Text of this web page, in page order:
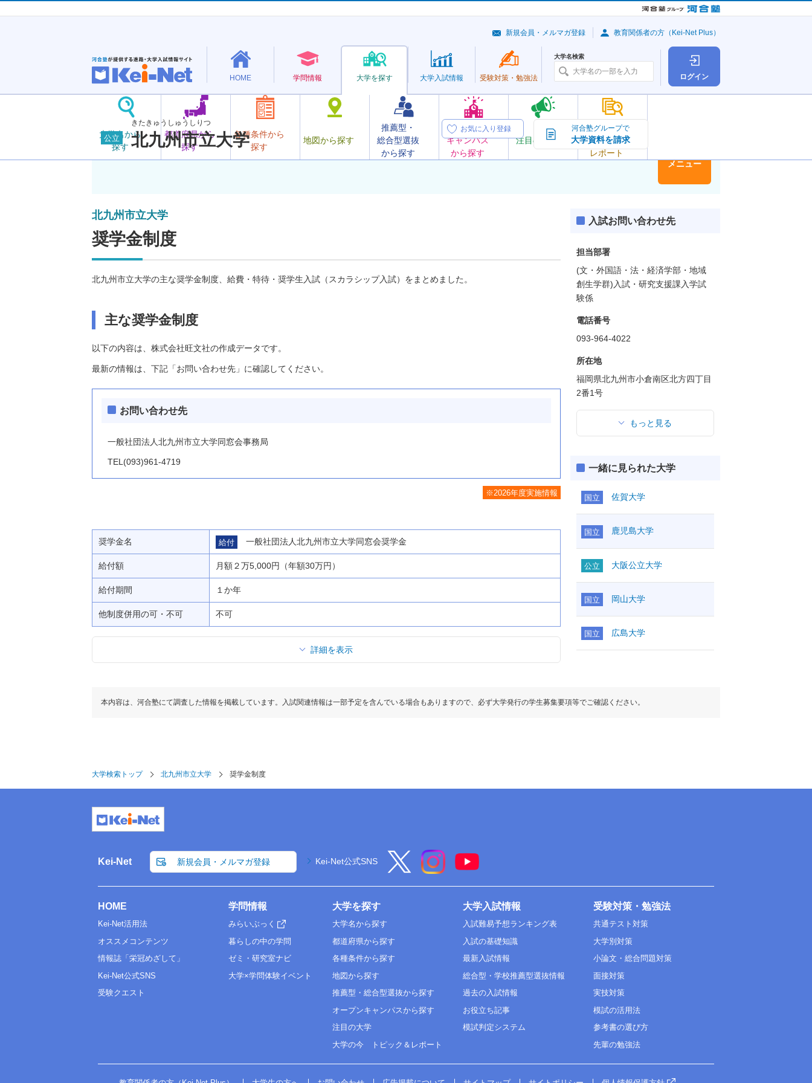
ログイン
HOME 学問情報 大学を探す
大学名から
探す
都道府県から
探す
各種条件から
探す
地図から探す
推薦型・
総合型選抜
から探す
オープン
キャンパス
から探す
注目の大学
大学の今
トピック＆
レポート
大学入試情報 受験対策・ 勉強法
大学名検索
新規会員・メルマガ登録 教育関係者の方（Kei-Net Plus）
公立
きたきゅうしゅうしりつ
北九州市立大学
お気に入り登録 河合塾グループで
大学資料を請求
メニュー
北九州市立大学
奨学金制度
北九州市立大学の主な奨学金制度、給費・特待・奨学生入試（スカラシップ入試）をまとめました。
主な奨学金制度
以下の内容は、株式会社旺文社の作成データです。
最新の情報は、下記「お問い合わせ先」に確認してください。
お問い合わせ先
一般社団法人北九州市立大学同窓会事務局
TEL(093)961-4719
※2026年度実施情報
奨学金名 給付 一般社団法人北九州市立大学同窓会奨学金
給付額 月額２万5,000円（年額30万円）
給付期間 １か年
他制度併用の可・不可 不可
詳細を表示
入試お問い合わせ先
担当部署
(文・外国語・法・経済学部・地域
創生学群)入試・研究支援課入学試
験係
電話番号
093-964-4022
所在地
福岡県北九州市小倉南区北方四丁目
2番1号
もっと見る
一緒に見られた大学
国立 佐賀大学
国立 鹿児島大学
公立 大阪公立大学
国立 岡山大学
国立 広島大学
本内容は、河合塾にて調査した情報を掲載しています。入試関連情報は一部予定を含んでいる場合もありますので、必ず大学発行の学生募集要項等でご確認ください。
大学検索トップ 北九州市立大学 奨学金制度
Kei-Net 新規会員・メルマガ登録 Kei-Net公式SNS
HOME
Kei-Net活用法
オススメコンテンツ
情報誌「栄冠めざして」
Kei-Net公式SNS
受験クエスト
学問情報
みらいぶっく
暮らしの中の学問
ゼミ・研究室ナビ
大学×学問体験イベント
大学を探す
大学名から探す
都道府県から探す
各種条件から探す
地図から探す
推薦型・総合型選抜から探す
オープンキャンパスから探す
注目の大学
大学の今 トピック＆レポート
大学入試情報
入試難易予想ランキング表
入試の基礎知識
最新入試情報
総合型・学校推薦型選抜情報
過去の入試情報
お役立ち記事
模試判定システム
受験対策・勉強法
共通テスト対策
大学別対策
小論文・総合問題対策
面接対策
実技対策
模試の活用法
参考書の選び方
先輩の勉強法